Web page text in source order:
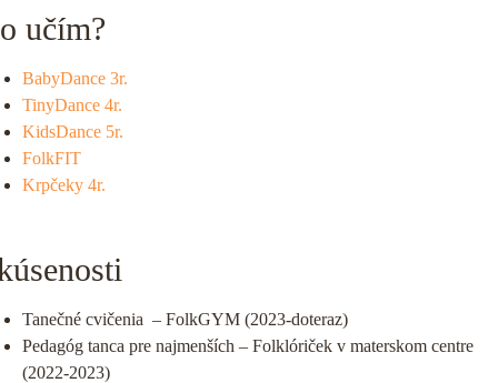
učím?
BabyDance 3r.
TinyDance 4r.
KidsDance 5r.
FolkFIT
Krpčeky 4r.
Tanečné cvičenia – FolkGYM (2023-doteraz)
Pedagóg tanca pre najmenších – Folklóriček v materskom centre
(2022-2023)